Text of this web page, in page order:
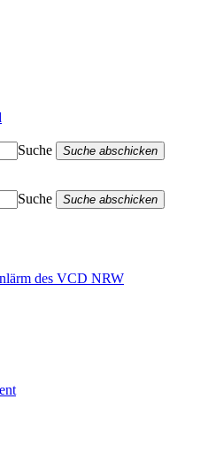
Suche
Suche abschicken
Suche
Suche abschicken
des VCD NRW